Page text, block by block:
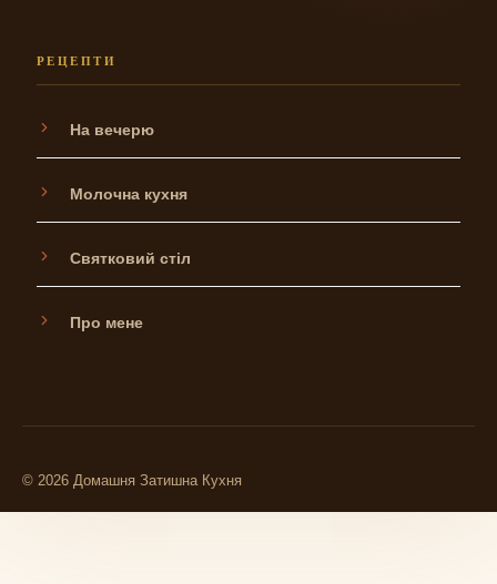
РЕЦЕПТИ
На вечерю
Молочна кухня
Святковий стіл
Про мене
© 2026 Домашня Затишна Кухня